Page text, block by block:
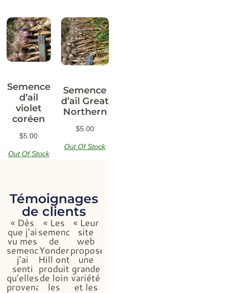
Semence
d’ail
violet
coréen
$5.00
Out Of Stock
Semence
d’ail Great
Northern
$5.00
Out Of Stock
Témoignages
de clients
« Dès
que j'ai
vu mes
semences,
j'ai
senti
qu'elles
provenaient
« Les
semences
de
Yonder
Hill ont
produit
de loin
les
« Leur
site
web
propose
une
grande
variété
et les